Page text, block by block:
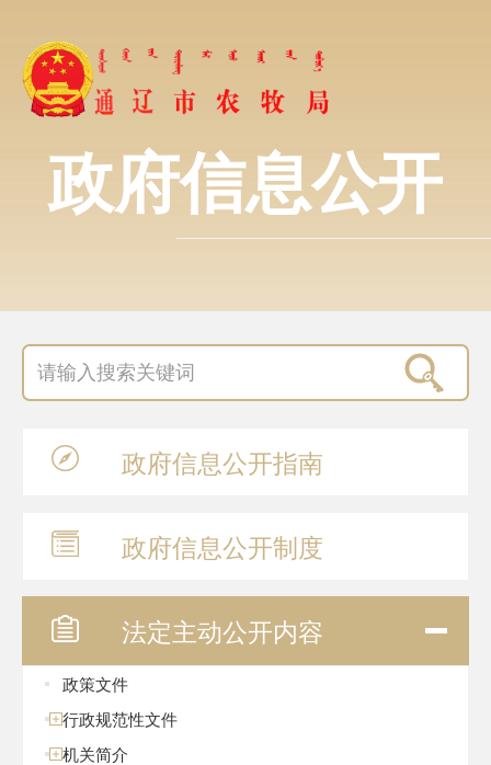
政府信息公开
政府信息公开指南
政府信息公开制度
法定主动公开内容
政策文件
行政规范性文件
机关简介